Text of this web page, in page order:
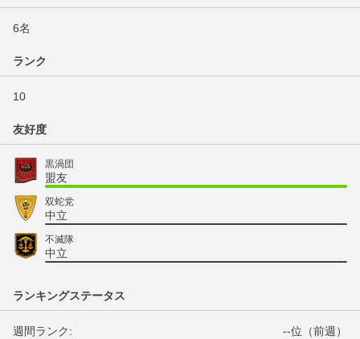
6名
ランク
10
友好度
黒渦団
盟友
双蛇党
中立
不滅隊
中立
ランキングステータス
週間ランク:
--位（前週）